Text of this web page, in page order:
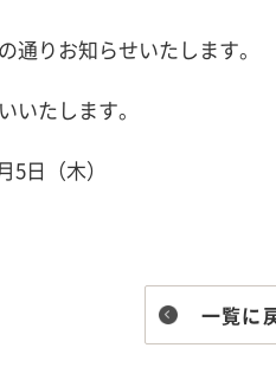
りお知らせいたします。
いたします。
日（木）
一覧に